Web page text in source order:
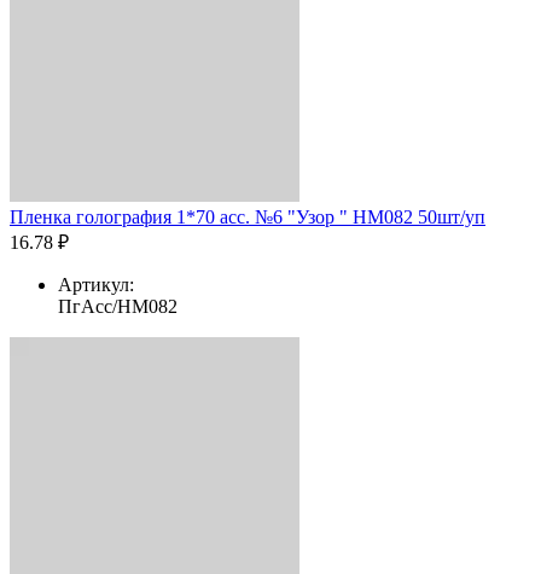
Пленка голография 1*70 асс. №6 "Узор " HM082 50шт/уп
16.78 ₽
Артикул:
ПгАсс/HM082